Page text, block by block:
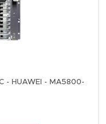
- HUAWEI - MA5800-